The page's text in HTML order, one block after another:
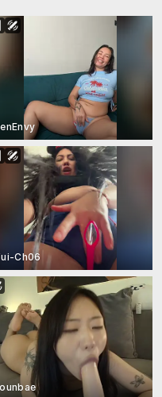
Ch06